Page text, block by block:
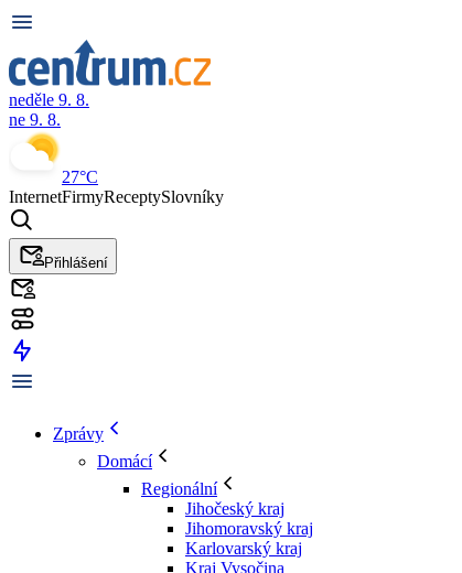
neděle 9. 8.
ne 9. 8.
27°C
InternetFirmyReceptySlovníky
Přihlášení
Zprávy
Domácí
Regionální
Jihočeský kraj
Jihomoravský kraj
Karlovarský kraj
Kraj Vysočina